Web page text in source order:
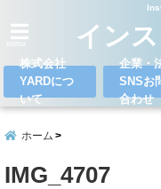
イン
株式会社
YARDにつ
いて
企業・
SNSお
合わせ
ホーム
IMG_4707